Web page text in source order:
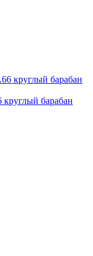
барабан